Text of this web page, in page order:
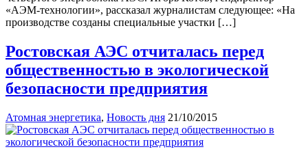
«АЭМ-технологии», рассказал журналистам следующее: «На
производстве созданы специальные участки […]
Ростовская АЭС отчиталась перед
общественностью в экологической
безопасности предприятия
Атомная энергетика, Новость дня 21/10/2015